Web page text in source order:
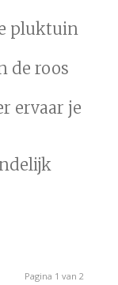
pluktuin
de roos
ervaar je
Pagina 1 van 2